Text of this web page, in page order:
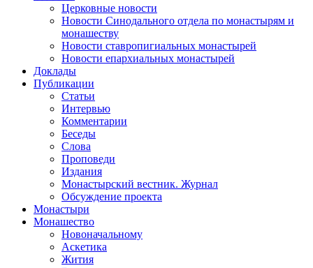
Церковные новости
Новости Синодального отдела по монастырям и
монашеству
Новости ставропигиальных монастырей
Новости епархиальных монастырей
Доклады
Публикации
Статьи
Интервью
Комментарии
Беседы
Слова
Проповеди
Издания
Монастырский вестник. Журнал
Обсуждение проекта
Монастыри
Монашество
Новоначальному
Аскетика
Жития